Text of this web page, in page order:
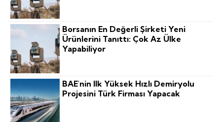
Borsanın En Değerli Şirketi Yeni
Ürünlerini Tanıttı: Çok Az Ülke
Yapabiliyor
BAE'nin Ilk Yüksek Hızlı Demiryolu
Projesini Türk Firması Yapacak